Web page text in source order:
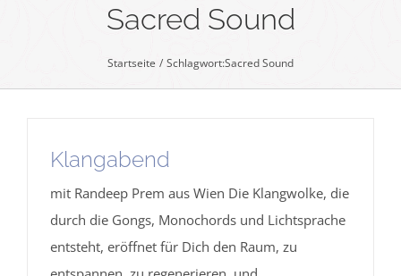
Sacred Sound
Startseite Schlagwort:Sacred Sound
Klangabend
mit Randeep Prem aus Wien Die Klangwolke, die
durch die Gongs, Monochords und Lichtsprache
entsteht, eröffnet für Dich den Raum, zu